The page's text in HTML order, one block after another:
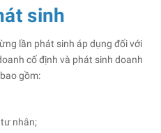
sinh
lần phát sinh áp dụng đối với
cố định và phát sinh doanh
gồm:
nhân;